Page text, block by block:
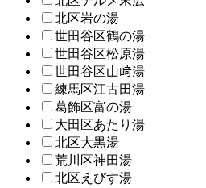
北区岩の湯
世田谷区鶴の湯
世田谷区松原湯
世田谷区山﨑湯
練馬区江古田湯
葛飾区富の湯
大田区あたり湯
北区大黒湯
荒川区神田湯
北区えびす湯